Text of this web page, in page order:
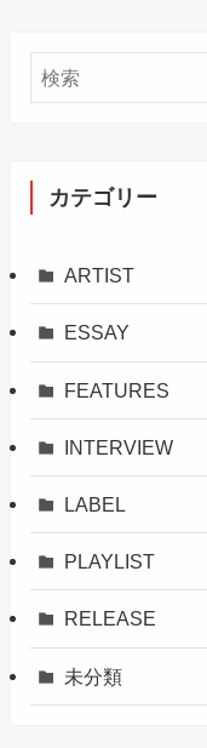
カテゴリー
ARTIST
ESSAY
FEATURES
INTERVIEW
LABEL
PLAYLIST
RELEASE
未分類